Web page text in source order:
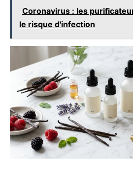
Coronavirus : les
le risque d'infection